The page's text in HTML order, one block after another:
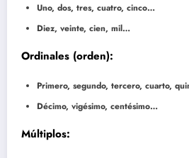
Uno, dos, tres, cuatro, cinco…
Diez, veinte, cien, mil…
Ordinales (orden):
Primero, segundo, tercero, cuarto,
Décimo, vigésimo, centésimo…
Múltiplos: